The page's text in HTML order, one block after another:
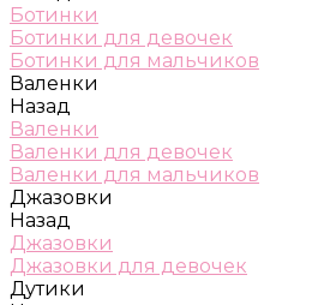
Ботинки
Ботинки для девочек
Ботинки для мальчиков
Валенки
Назад
Валенки
Валенки для девочек
Валенки для мальчиков
Джазовки
Назад
Джазовки
Джазовки для девочек
Дутики